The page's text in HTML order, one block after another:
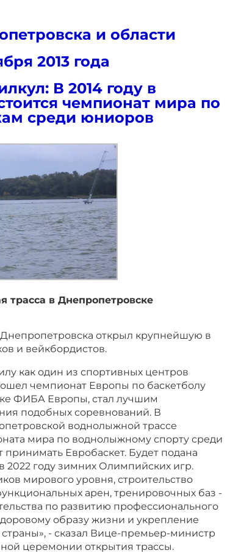
и области
2013 года
В 2014 году в
чемпионат мира по
среди юниоров
трасса в Днепропетровске
открыл крупнейшую в
и вейкбордистов.
как один из спортивных центров
чемпионат Европы по баскетболу
ФИБА Европы, стал лучшим
подобных соревнований. В
воднолыжной трассе
мира по воднолыжному спорту среди
Евробаскет. Будет подана
2022 году зимних Олимпийских игр.
мирового уровня, строительство
арен, тренировочных баз -
по развитию профессионального
образу жизни и укрепление
- сказал Вице-премьер-министр
церемонии открытия трассы.